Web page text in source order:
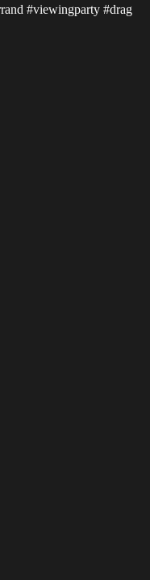
#viewingparty #drag